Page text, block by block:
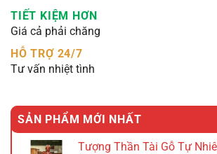
TIẾT KIỆM HƠN
Giá cả phải chăng
HỖ TRỢ 24/7
Tư vấn nhiệt tình
SẢN PHẨM MỚI NHẤT
Tượng Thần Tài Gỗ Tự